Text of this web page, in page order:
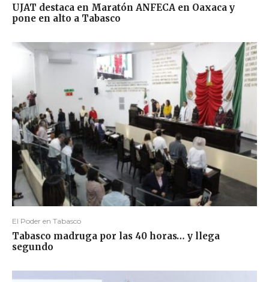
UJAT destaca en Maratón ANFECA en Oaxaca y
pone en alto a Tabasco
El Poder en Tabasco
Tabasco madruga por las 40 horas… y llega
segundo